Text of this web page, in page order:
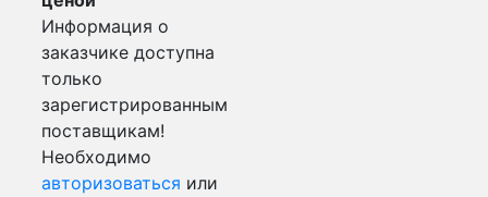
Информация о
заказчике доступна
только
зарегистрированным
поставщикам!
Необходимо
авторизоваться или